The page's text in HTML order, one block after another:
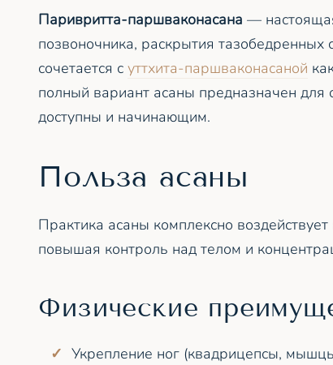
Паривритта-паршваконасана —
позвоночника, раскрытия тазобедренных
сочетается суттхита-паршваконасаной
полный вариант асаны предназначен
доступны и начинающим.
Польза асаны
Практика асаны комплексно
повышая контроль над телом и
Физические
Укрепление ног (квадрицепсы,